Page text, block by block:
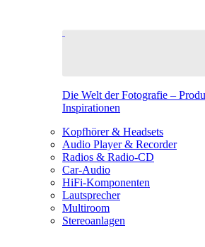
Die Welt der Fotografie –
Inspirationen
Kopfhörer & Headsets
Audio Player & Recorder
Radios & Radio-CD
Car-Audio
HiFi-Komponenten
Lautsprecher
Multiroom
Stereoanlagen